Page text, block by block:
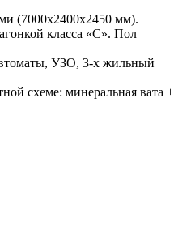
(7000х2400х2450 мм).
класса «С». Пол
УЗО, 3-х жильный
схеме: минеральная вата +